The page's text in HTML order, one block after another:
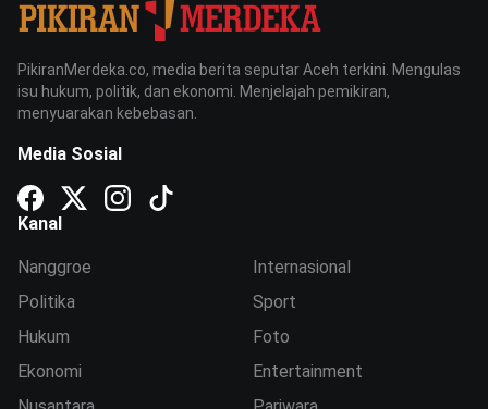
PikiranMerdeka.co, media berita seputar Aceh terkini. Mengulas
isu hukum, politik, dan ekonomi. Menjelajah pemikiran,
menyuarakan kebebasan.
Media Sosial
Kanal
Nanggroe
Politika
Hukum
Ekonomi
Internasional
Sport
Foto
Entertainment